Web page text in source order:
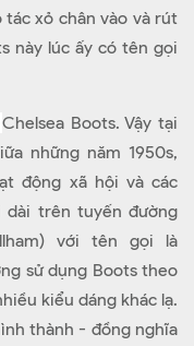
xỏ chân vào và rút
này lúc ấy có tên gọi
Chelsea Boots. Vậy tại
những năm 1950s,
động xã hội và các
trên tuyến đường
với tên gọi là
sử dụng Boots theo
kiểu dáng khác lạ.
thành - đồng nghĩa